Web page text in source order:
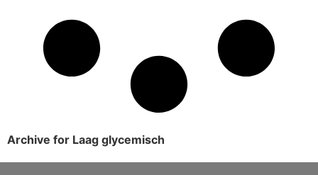
Archive for Laag glycemisch